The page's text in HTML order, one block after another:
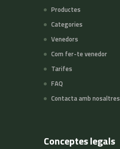
Productes
Categories
Venedors
Com fer-te venedor
Tarifes
FAQ
Contacta amb nosaltres
Conceptes legals